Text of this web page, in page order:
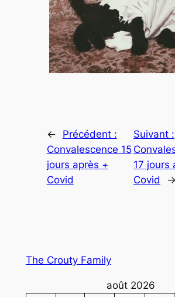
←
Précédent :
Convalescence 15
jours après +
Covid
Suivant :
17 jours
Covid
→
The Crouty Family
août 2026